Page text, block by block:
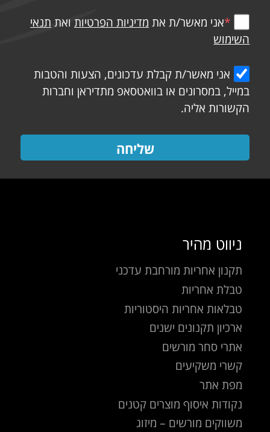
*אני מאשר/ת את מדיניות הפרטיות ואת תנאי
השימוש
אני מאשר/ת קבלת עדכונים, הצעות והטבות
במייל, במסרונים או בוואטסאפ מתדיראן וחברות
הקשורות אליה.
שליחה
ניווט מהיר
תקנון אחריות מורחבת עדכני
טבלת אחריות
טבלאות אחריות היסטוריות
ארכיון תקנונים ישנים
אתרי סחר מורשים
קשרי משקיעים
מפת אתר
נקודות איסוף מוצרים קטנים
משווקים מורשים – מיזוג